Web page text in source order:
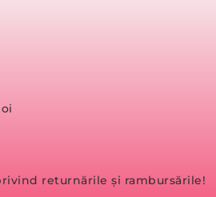
returnările și rambursările!